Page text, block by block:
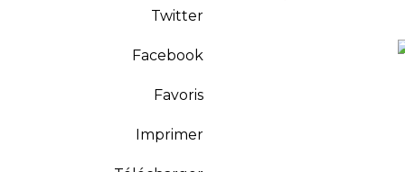
Twitter
Facebook
Favoris
Imprimer